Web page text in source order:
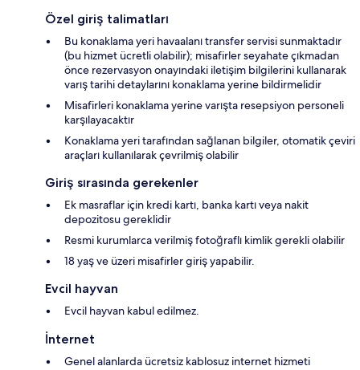
Özel giriş talimatları
Bu konaklama yeri havaalanı transfer servisi sunmaktadır
(bu hizmet ücretli olabilir); misafirler seyahate çıkmadan
önce rezervasyon onayındaki iletişim bilgilerini kullanarak
varış tarihi detaylarını konaklama yerine bildirmelidir
Misafirleri konaklama yerine varışta resepsiyon personeli
karşılayacaktır
Konaklama yeri tarafından sağlanan bilgiler, otomatik çeviri
araçları kullanılarak çevrilmiş olabilir
Giriş sırasında gerekenler
Ek masraflar için kredi kartı, banka kartı veya nakit
depozitosu gereklidir
Resmi kurumlarca verilmiş fotoğraflı kimlik gerekli olabilir
18 yaş ve üzeri misafirler giriş yapabilir.
Evcil hayvan
Evcil hayvan kabul edilmez.
İnternet
Genel alanlarda ücretsiz kablosuz internet hizmeti